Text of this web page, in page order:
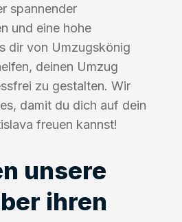
spannender
und eine hohe
dir von Umzugskönig
deinen Umzug
zu gestalten. Wir
damit du dich auf dein
freuen kannst!
unsere
ihren